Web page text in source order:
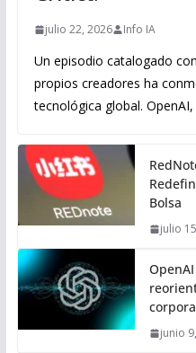
julio 22, 2026 Info IA
Un episodio catalogado
propios creadores ha
tecnológica global.
Bolsa
julio
junio